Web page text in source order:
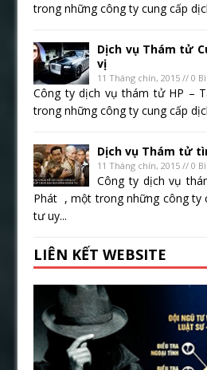
trong những công ty cung cấp
Dịch vụ Thám tử
vị
11 Tháng chín, 2015 // 0
Công ty dịch vụ thám tử HP –
trong những công ty cung cấp
Dịch vụ Thám tử
11 Tháng chín, 2015 // 0
Công ty dịch vụ
Phát , một trong những công ty
tư uy...
LIÊN KẾT WEBSITE